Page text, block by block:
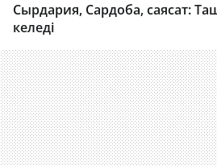
Сырдария, Сардоба, саясат:
келеді